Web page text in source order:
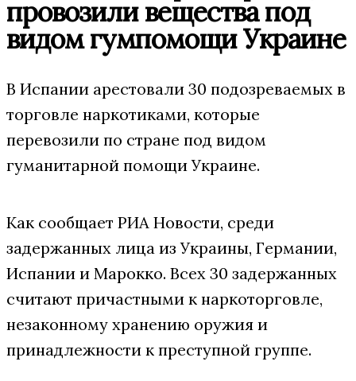
провозили вещества под
видом гумпомощи Украине
В Испании арестовали 30 подозреваемых в
торговле наркотиками, которые
перевозили по стране под видом
гуманитарной помощи Украине.
Как сообщает РИА Новости, среди
задержанных лица из Украины, Германии,
Испании и Марокко. Всех 30 задержанных
считают причастными к наркоторговле,
незаконному хранению оружия и
принадлежности к преступной группе.